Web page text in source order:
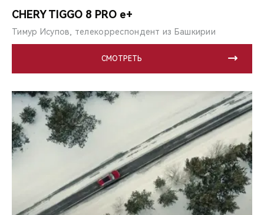
CHERY TIGGO 8 PRO e+
Тимур Исупов, телекорреспондент из Башкирии
СМОТРЕТЬ